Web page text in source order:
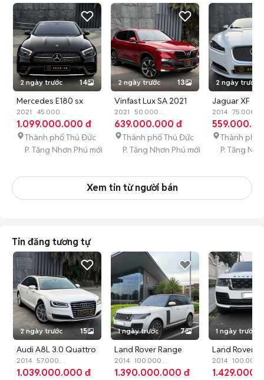
2 ngày trước 14
Mercedes E180 sx
2021 up E300 full đồ
ghế da nâu
2021
45.000
km Xăng Tự động
1.099.000.000 đ
Thành phố Thủ Đức
P. Tăng Nhơn Phú mới
2 ngày trước 13
Vinfast Lux SA 2021
Premium 4x4 ghế
màu kem Nappa
2021 50.000
km Xăng Tự động
639.000.000 đ
Thành phố Thủ Đức
P. Tăng Nhơn Phú mới
2 ngày trước
Jaguar XF
nhập Anh giữ
mới 90%
2014 75.000
km Xăng
Thành phố
P. Tăng
Xem tin từ người bán
Tin đăng tương tự
2 ngày trước 15
Audi A8L 3.0 Quattro
2014 Trắng nội thất
Kem
2014 57.000
km Xăng Tự động
1.039.000.000 đ
1 ngày trước 7
Land Rover Range
Rover HSE 3.0 2014
Trắng
2014 100.000
km Xăng Tự động
1.390.000.000 đ
1 ngày trước
Land Rover
Rover HSE
2014 100.000
km Xăng Tự